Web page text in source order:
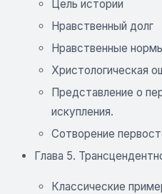
Цель истории
Нравственный долг
Нравственные
Христологическая
Представление о
искупления.
Сотворение
Глава 5.
Классические